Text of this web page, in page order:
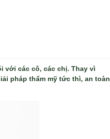
với các cô, các chị. Thay vì
pháp thẩm mỹ tức thì, an toàn